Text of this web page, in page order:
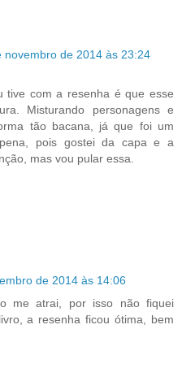
novembro de 2014 às 23:24
tive com a resenha é que esse
Misturando personagens e
tão bacana, já que foi um
pois gostei da capa e a
mas vou pular essa.
de 2014 às 14:06
me atrai, por isso não fiquei
a resenha ficou ótima, bem